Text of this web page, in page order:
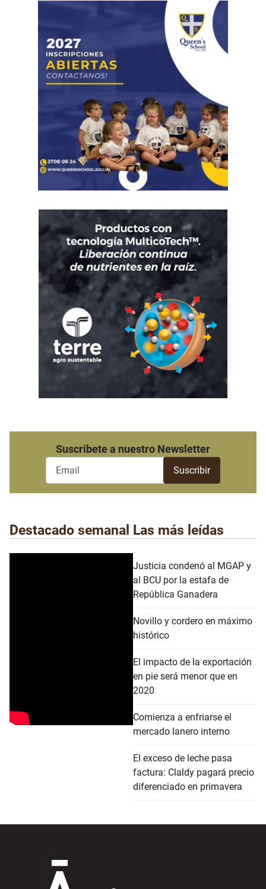
Suscribete a nuestro Newsletter
Destacado semanal Las más leídas
Justicia condenó al MGAP y
al BCU por la estafa de
República Ganadera
Novillo y cordero en máximo
histórico
El impacto de la exportación
en pie será menor que en
2020
Comienza a enfriarse el
mercado lanero interno
El exceso de leche pasa
factura: Claldy pagará precio
diferenciado en primavera